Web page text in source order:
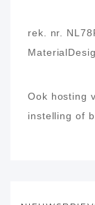
rek. nr.
Ook hosting
instelling of